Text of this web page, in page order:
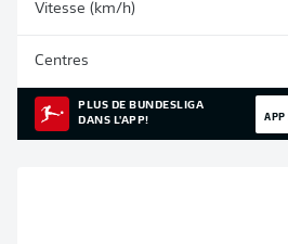
Vitesse (km/h)
Centres
PLUS DE BUNDESLIGA
DANS L'APP!
APP